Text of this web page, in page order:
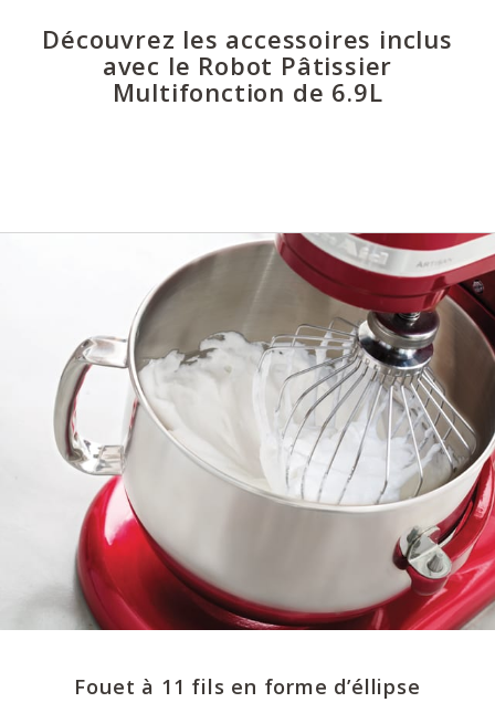
Découvrez les accessoires inclus
avec le Robot Pâtissier
Multifonction de 6.9L
Fouet à 11 fils en forme d’éllipse